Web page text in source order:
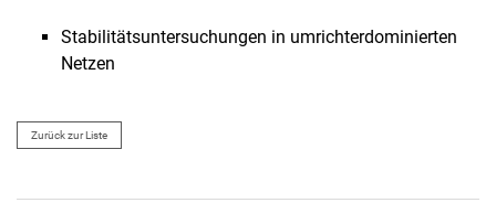
Jurian Ferry
Marie Fischer
David Geiger
Stabilitätsuntersuchungen in umrichterdominierten
Netzen
Zurück zur Liste